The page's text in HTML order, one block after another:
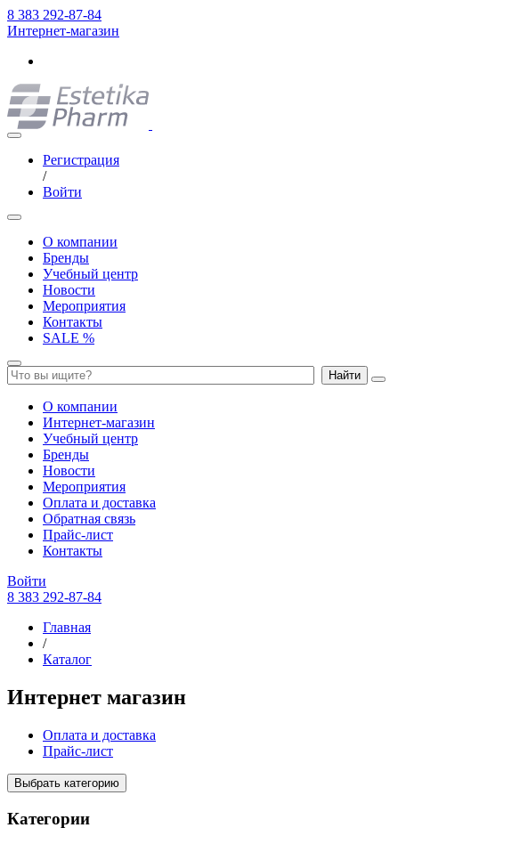
8 383 292-87-84
Интернет-магазин
Регистрация
/
Войти
О компании
Бренды
Учебный центр
Новости
Мероприятия
Контакты
SALE %
Найти
О компании
Интернет-магазин
Учебный центр
Бренды
Новости
Мероприятия
Оплата и доставка
Обратная связь
Прайс-лист
Контакты
Войти
8 383 292-87-84
Главная
/
Каталог
Интернет магазин
Оплата и доставка
Прайс-лист
Выбрать категорию
Категории